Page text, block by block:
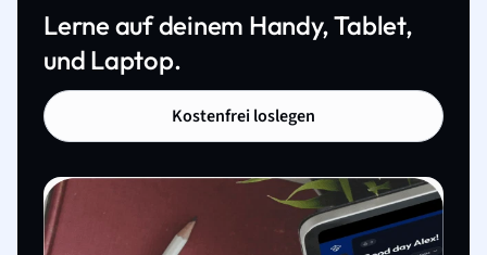
Lerne auf deinem Handy, Tablet,
und Laptop.
Kostenfrei loslegen